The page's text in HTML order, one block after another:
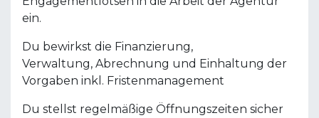
ein.
Du bewirkst die Finanzierung,
Verwaltung, Abrechnung und Einhaltung der
Vorgaben inkl. Fristenmanagement
Du stellst regelmäßige Öffnungszeiten sicher